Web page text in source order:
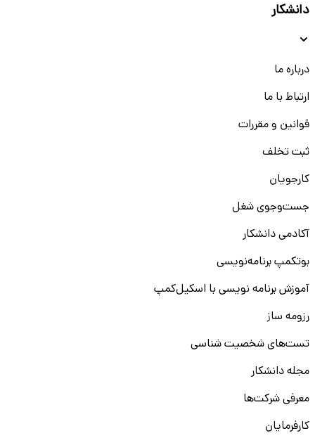
دانشکار
درباره ما
ارتباط با ما
قوانین و مقررات
ثبت تخلف
کارجویان
جست‌و‌جوی شغل
آکادمی دانشکار
بوتکمپ برنامه‌نویسی
آموزش برنامه نویسی با اسکیل‌کمپ
رزومه ساز
تست‌های شخصیت شناسی
مجله دانشکار
معرفی شرکت‌ها
کارفرمایان